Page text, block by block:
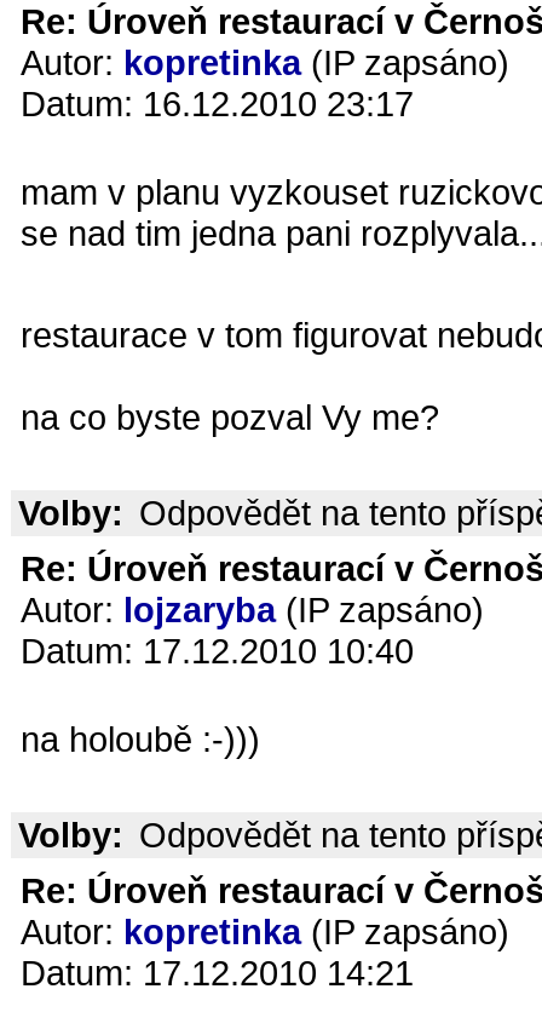
Re: Úroveň restaurací v
Autor: kopretinka(IP zapsáno)
Datum: 16.12.2010 23:17
mam v planu vyzkouset
se nad tim jedna pani
restaurace v tom figurovat
na co byste pozval Vy me?
Volby: Odpovědět na tento
Re: Úroveň restaurací v
Autor: lojzaryba(IP zapsáno)
Datum: 17.12.2010 10:40
na holoubě :-)))
Volby: Odpovědět na tento
Re: Úroveň restaurací v
Autor: kopretinka(IP zapsáno)
Datum: 17.12.2010 14:21